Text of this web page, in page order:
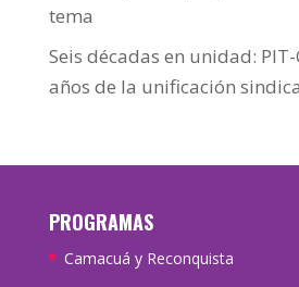
tema
Seis décadas en unidad:
años de la unificación
PROGRAMAS
Camacuá y Reconquista